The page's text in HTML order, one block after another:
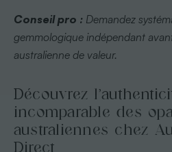
Conseil pro : Demandez
gemmologique indépendant
australienne de valeur.
Découvrez
incomparable des
australiennes chez